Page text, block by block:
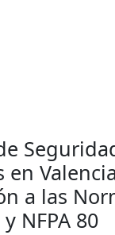
en
a las
NFPA 80